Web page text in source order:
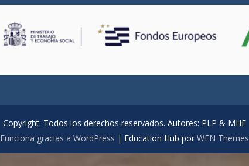
Copyright. Todos los derechos reservados. Autores: PLP & MHE
Funciona gracias a WordPress | Education Hub por WEN Themes